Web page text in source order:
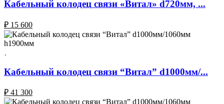
Кабельный колодец связи «Витал» d720мм, ...
₽ 15 600
Кабельный колодец связи “Витал” d1000мм/...
₽ 41 300